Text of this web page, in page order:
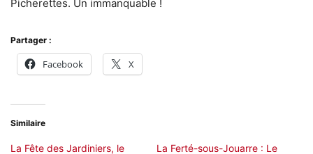
Picherettes. Un immanquable !
Partager :
Facebook X
Similaire
La Fête des Jardiniers, le
La Ferté-sous-Jouarre : Le